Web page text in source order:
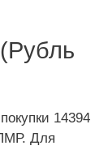
14394
Для